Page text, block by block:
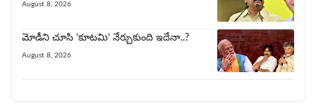
August 8, 2026
మోడీని చూసి ‘కూట‌మి’ నేర్చుకుంది ఇదేనా..?
August 8, 2026